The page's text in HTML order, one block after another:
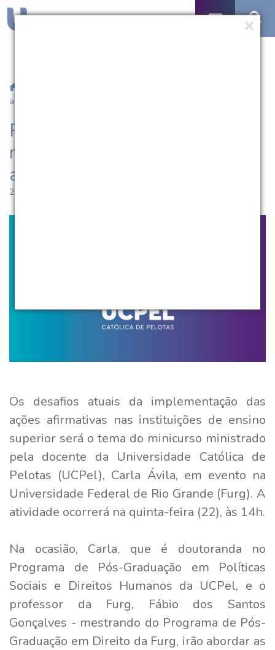
ações afirmativas
Professora da UCPel ministra
minicurso sobre ações
afirmativas
21.03.2018 | 11:20
Os desafios atuais da implementação das
ações afirmativas nas instituições de ensino
superior será o tema do minicurso ministrado
pela docente da Universidade Católica de
Pelotas (UCPel), Carla Ávila, em evento na
Universidade Federal de Rio Grande (Furg). A
atividade ocorrerá na quinta-feira (22), às 14h.
Na ocasião, Carla, que é doutoranda no
Programa de Pós-Graduação em Políticas
Sociais e Direitos Humanos da UCPel, e o
professor da Furg, Fábio dos Santos
Gonçalves - mestrando do Programa de Pós-
Graduação em Direito da Furg, irão abordar as